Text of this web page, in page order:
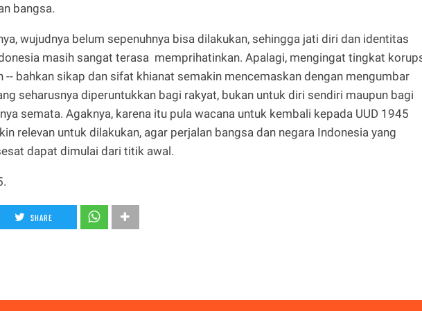
bangsa.
wujudnya belum sepenuhnya bisa dilakukan, sehingga jati diri dan identitas
masih sangat terasa memprihatinkan. Apalagi, mengingat tingkat
-- bahkan sikap dan sifat khianat semakin mencemaskan dengan mengumbar
seharusnya diperuntukkan bagi rakyat, bukan untuk diri sendiri maupun bagi
semata. Agaknya, karena itu pula wacana untuk kembali kepada UUD 1945
relevan untuk dilakukan, agar perjalan bangsa dan negara Indonesia yang
dapat dimulai dari titik awal.
SHARE